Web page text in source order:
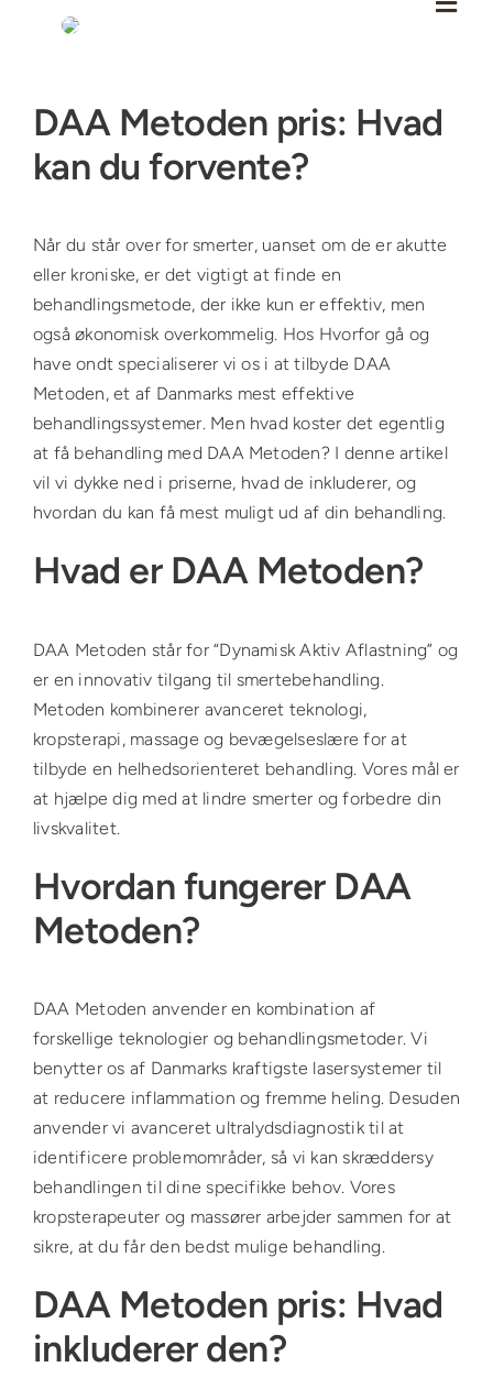
større
billede
DAA Metoden pris: Hvad
kan du forvente?
Når du står over for smerter, uanset om de er akutte
eller kroniske, er det vigtigt at finde en
behandlingsmetode, der ikke kun er effektiv, men
også økonomisk overkommelig. Hos Hvorfor gå og
have ondt specialiserer vi os i at tilbyde DAA
Metoden, et af Danmarks mest effektive
behandlingssystemer. Men hvad koster det egentlig
at få behandling med DAA Metoden? I denne artikel
vil vi dykke ned i priserne, hvad de inkluderer, og
hvordan du kan få mest muligt ud af din behandling.
Hvad er DAA Metoden?
DAA Metoden står for “Dynamisk Aktiv Aflastning” og
er en innovativ tilgang til smertebehandling.
Metoden kombinerer avanceret teknologi,
kropsterapi, massage og bevægelseslære for at
tilbyde en helhedsorienteret behandling. Vores mål er
at hjælpe dig med at lindre smerter og forbedre din
livskvalitet.
Hvordan fungerer DAA
Metoden?
DAA Metoden anvender en kombination af
forskellige teknologier og behandlingsmetoder. Vi
benytter os af Danmarks kraftigste lasersystemer til
at reducere inflammation og fremme heling. Desuden
anvender vi avanceret ultralydsdiagnostik til at
identificere problemområder, så vi kan skræddersy
behandlingen til dine specifikke behov. Vores
kropsterapeuter og massører arbejder sammen for at
sikre, at du får den bedst mulige behandling.
DAA Metoden pris: Hvad
inkluderer den?